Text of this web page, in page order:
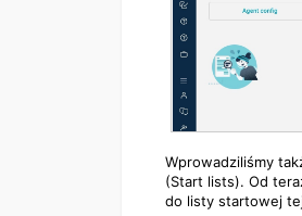
Wprowadziliśmy
(Start lists). Od
do listy startowej